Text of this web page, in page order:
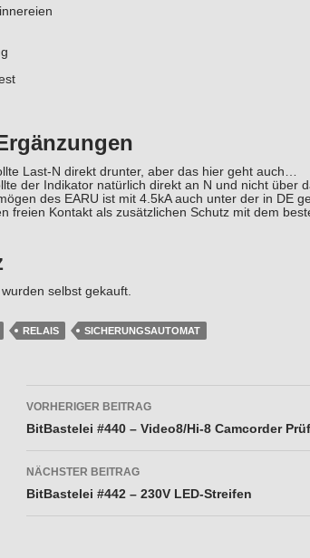
Last-N direkt drunter, aber das hier geht auch…
der Indikator natürlich direkt an N und nicht über
des EARU ist mit 4.5kA auch unter der in DE
freien Kontakt als zusätzlichen Schutz mit dem
selbst gekauft.
RELAIS SICHERUNGSAUTOMAT
Beitragsnavigation
VORHERIGER BEITRAG
BitBastelei #440 – Video8/Hi-8 Camcorder
NÄCHSTER BEITRAG
BitBastelei #442 – 230V LED-Streifen